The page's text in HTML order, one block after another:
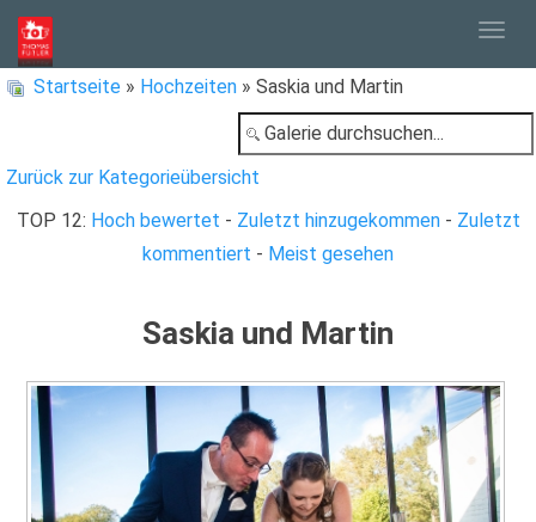
Startseite » Hochzeiten » Saskia und Martin
Zurück zur Kategorieübersicht
TOP 12: Hoch bewertet - Zuletzt hinzugekommen- Zuletzt
kommentiert - Meist gesehen
Saskia und Martin